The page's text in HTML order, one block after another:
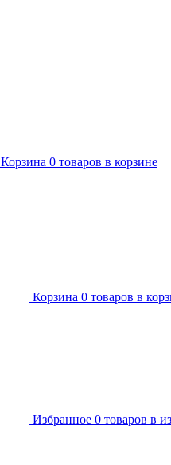
Корзина 0 товаров в корзине
Корзина 0 товаров в
Избранное 0 товаров в